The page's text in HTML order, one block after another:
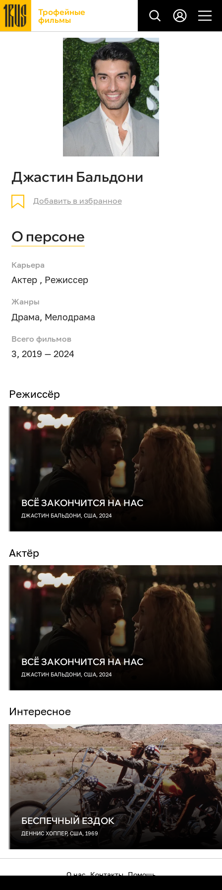
Трофейные
фильмы
Джастин Бальдони
Добавить в избранное
О персоне
Карьера
Актер , Режиссер
Жанры
Драма, Мелодрама
Всего фильмов
3, 2019 — 2024
Режиссёр
ВСЁ ЗАКОНЧИТСЯ НА НАС
ДЖАСТИН БАЛЬДОНИ, США, 2024
Актёр
ВСЁ ЗАКОНЧИТСЯ НА НАС
ДЖАСТИН БАЛЬДОНИ, США, 2024
Интересное
БЕСПЕЧНЫЙ ЕЗДОК
ДЕННИС ХОППЕР, США, 1969
О нас Контакты Помощь